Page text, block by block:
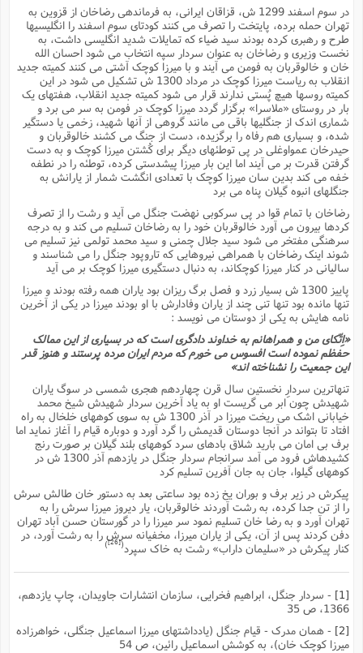
در سوم اسفند 1299 ش، قزاقان ایرانى، به فرماندهى رضاخان از قزوین به
تهران حمله برده، پایتخت را تصرف مى کنند کودتاى سوم اسفند را انگلیسیها
طرح و رهبرى کرده بودند سید ضیاء که تمایلات شدید انگلیسى داشت، به
نخست وزیرى و رضاخان به عنوان سردار سپه انتخاب مى شود احسان الله
خان و خالوقربان به فومن مى آیند و با میرزا کوچک آشتى مى کنند کمیته جدید
انقلاب به ریاست میرزا کوچک در مرداد 1300 ش تشکیل مى شود در این
کمیته روسها هیچ پُستى ندارند قرار مى شود کمیته جدید انقلاب، هفتهاى یک
بار در روستاى «ملاسرا» برگزار گردد میرزا کوچک در فومن به سر مى برد و
شمارى اندک از جنگلیها باقى مى مانند گروهى از آنها شهید، زخمى یا دستگیر
شده، و بسیارى هم رفاه را برگزیده، دست از جنگ مى کشند خالوقربان و
حیدرخان عمواوغلى در پى توطئهاى دیگر براى کُشتن میرزا کوچک و به دست
گرفتن قدرت بر مى آیند اما این بار میرزا پیشدستى کرده، توطئه را در نطفه
خفه مى کند بدین سان میرزا کوچک با تعدادى انگشت شمار از یارانش به
جنگلهاى انبوه گیلان پناه مى برد
رضاخان با تمام قوا در پى سرکوبى نهضت جنگل مى آید و رشت را از تصرف
کردها بیرون مى آورد خالوقربان خود را به رضاخان تسلیم مى کند و به درجه
سرهنگى مفتخر مى شود سید جلال چمنى و سید محمد تولمى نیز تسلیم مى
شوند اینک رضاخان با همراهى نیروهایى که تاروپود جنگل را مى شناسند و
سالیانى در کنار میرزا کوچکاند، به دنبال دستگیرى میرزا کوچک بر مى آید
پاییز 1300 ش بسیار زرد و فصل برگ ریزان بود یاران همه رفته بودند و میرزا
تنها مانده بود تنها تنى چند از یاران وفادارش با او بودند میرزا در یکى از آخرین
نامه هایش به یکى از دوستان مى نویسد :
«اِتّکاى من و همراهانم به خداوند دادگرى است که در بسیارى از این ممالک
حفظم نموده است افسوس مى خورم که مردم ایران مرده پرستند و هنوز قدر
این جمعیت را نشناخته اند»
تنهاترین سردارِ نخستین سال قرن چهاردهم هجرى شمسى در سوگ یاران
شهیدش چون ابر مى گریست او به یاد آخرین سردار شهیدش شیخ محمد
خیابانى اشک مى ریخت میرزا در آذر 1300 ش به سوى کوههاى خلخال به راه
افتاد تا بتواند در آنجا دوستان قدیمش را گرد آورد و دوباره قیام را آغاز نماید اما
برف بى امان مى بارید شلاق بادهاى سرد کوههاى بلند گیلان بر صورت رنج
کشیدهاش فرود مى آمد سرانجام سردار جنگل در یازدهم آذر 1300 ش در
کوههاى گیلوا، جان به جان آفرین تسلیم کرد
پیکرش در زیر برف و بوران یخ زده بود ساعتى بعد به دستور خان طالش سرش
را از تن جدا کرده، به رشت آوردند خالوقربان، یار دیروز میرزا سرش را به
تهران آورد و به رضا خان تسلیم نمود سر میرزا را در گورستان حسن آباد تهران
دفن کردند پس از آن، یکى از یاران میرزا، مخفیانه سرش را به رشت آورد، در
کنار پیکرش در «سلیمان داراب» رشت به خاک سپرد(
[26]
)
- سردار جنگل، ابراهیم فخرایى، سازمان انتشارات جاویدان، چاپ یازدهم،
1366، ص 35
- همان مدرک - قیام جنگل (یادداشتهاى میرزا اسماعیل جنگلى، خواهرزاده
میرزا کوچک خان)، به کوشش اسماعیل رائین، ص 54